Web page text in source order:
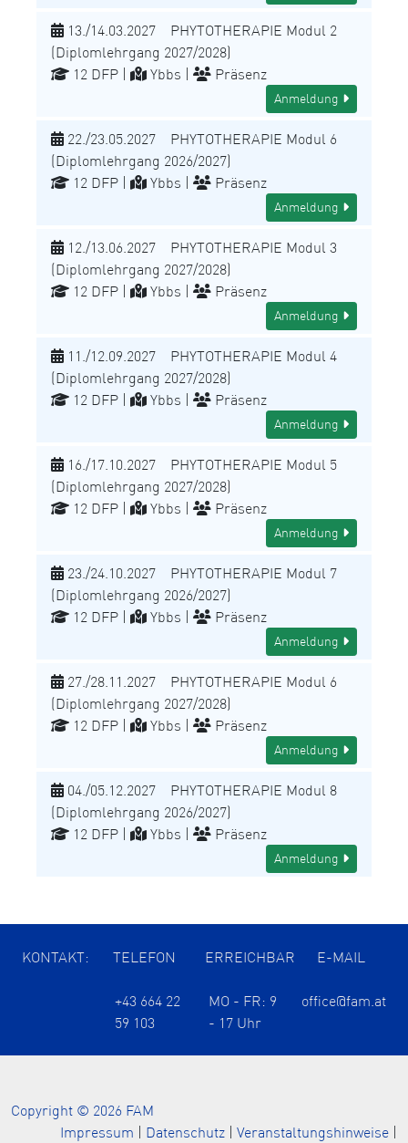
13./14.03.2027 PHYTOTHERAPIE Modul 2
(Diplomlehrgang 2027/2028)
12 DFP |
Ybbs | Präsenz
Anmeldung
22./23.05.2027 PHYTOTHERAPIE Modul 6
(Diplomlehrgang 2026/2027)
12 DFP |
Ybbs | Präsenz
Anmeldung
12./13.06.2027 PHYTOTHERAPIE Modul 3
(Diplomlehrgang 2027/2028)
12 DFP |
Ybbs | Präsenz
Anmeldung
11./12.09.2027 PHYTOTHERAPIE Modul 4
(Diplomlehrgang 2027/2028)
12 DFP |
Ybbs | Präsenz
Anmeldung
16./17.10.2027 PHYTOTHERAPIE Modul 5
(Diplomlehrgang 2027/2028)
12 DFP |
Ybbs | Präsenz
Anmeldung
23./24.10.2027 PHYTOTHERAPIE Modul 7
(Diplomlehrgang 2026/2027)
12 DFP |
Ybbs | Präsenz
Anmeldung
27./28.11.2027 PHYTOTHERAPIE Modul 6
(Diplomlehrgang 2027/2028)
12 DFP |
Ybbs | Präsenz
Anmeldung
04./05.12.2027 PHYTOTHERAPIE Modul 8
(Diplomlehrgang 2026/2027)
12 DFP |
Ybbs | Präsenz
Anmeldung
KONTAKT: TELEFON ERREICHBAR E-MAIL
+43 664 22
59 103
MO - FR: 9
- 17 Uhr
office@fam.at
Copyright © 2026 FAM
Impressum | Datenschutz | Veranstaltungshinweise |